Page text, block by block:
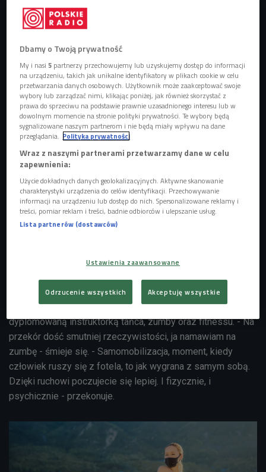
Trening online - czy takie ćwiczenia mają sens? (4
bieg/Czwórka)
Zumba (zdj. ilustracyjne) Foto: Ajan Alen/Shutterstock.com
- Prowadzę zajęcia do kamery i nie ukrywam, że na
potem komentarze i okazało się, że ma to sens - wspomina
Natalia Krzemieńska.
Rozmówczyni Piotra Galusa jest tancerką, choreografką i
dyplomowaną instruktorką tańca, zumby oraz fitnessu. - Na
przekór dość smutniej rzeczywistości, ja namawiam na
zumbę - śmieje się. - Samomobilizacja, moment, kiedy
człowiek ruszy się z fotela, to jak wygrana z samym sobą.
Dzięki ruchowi poczujecie się lepiej. I fizycznie, i
psychicznie - przekonuje.
Dbamy o Twoją prywatność
My i nasi5 partnerzy przechowujemy lub uzyskujemy dostęp do informacji
na urządzeniu, takich jak unikalne identyfikatory w plikach cookie w celu
przetwarzania danych osobowych. Użytkownik może zaakceptować swoje
wybory lub zarządzać nimi, klikając poniżej, jak również skorzystać z
prawa do sprzeciwu na podstawie prawnie uzasadnionego interesu lub w
dowolnym momencie na stronie polityki prywatności. Te wybory będą
sygnalizowane naszym partnerom i nie będą miały wpływu na dane
przeglądania. Polityka prywatności
Wraz z naszymi partnerami przetwarzamy dane w celu
zapewnienia:
Użycie dokładnych danych geolokalizacyjnych. Aktywne skanowanie
charakterystyki urządzenia do celów identyfikacji. Przechowywanie
informacji na urządzeniu lub dostęp do nich. Spersonalizowane reklamy i
treści, pomiar reklam i treści, badnie odbiorców i ulepszanie usług.
Lista partnerów (dostawców)
Ustawienia zaawansowane
Odrzucenie wszystkich Akceptuję wszystkie